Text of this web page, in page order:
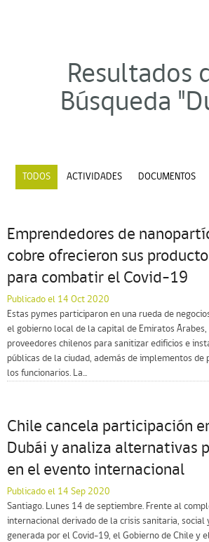
Resultados
Búsqueda
TODOS ACTIVIDADES DOCUMENTOS
Emprendedores de
cobre ofrecieron sus
para combatir el Covid-19
Publicado el 14 Oct 2020
Estas pymes participaron en una rueda de
el gobierno local de la capital de Emiratos Árabes,
proveedores chilenos para sanitizar edificios e
públicas de la ciudad, además de implementos de
los funcionarios. La...
Chile cancela participación
Dubái y analiza alternativas
en el evento internacional
Publicado el 14 Sep 2020
Santiago. Lunes 14 de septiembre. Frente al
internacional derivado de la crisis sanitaria, social
generada por el Covid-19, el Gobierno de Chile y